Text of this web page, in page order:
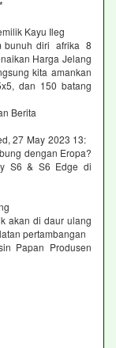
Kayu Ileg
bunuh diri afrika 8
Harga Jelang
kita amankan
dan 150 batang
Berita
27 May 2023 13:
dengan Eropa?
S6 & S6 Edge di
akan di daur ulang
pertambangan
Papan Produsen